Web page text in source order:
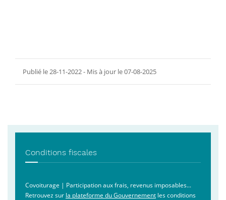
Publié le 28-11-2022 - Mis à jour le 07-08-2025
Conditions fiscales
Covoiturage | Participation aux frais, revenus imposables...
Retrouvez sur la plateforme du Gouvernement les conditions